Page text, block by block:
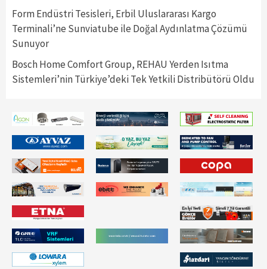
Form Endüstri Tesisleri, Erbil Uluslararası Kargo
Terminali’ne Sunviatube ile Doğal Aydınlatma Çözümü
Sunuyor
Bosch Home Comfort Group, REHAU Yerden Isıtma
Sistemleri’nin Türkiye’deki Tek Yetkili Distribütörü Oldu